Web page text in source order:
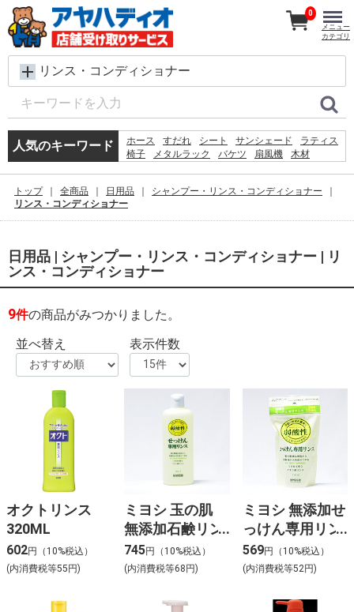
リンス・コンディショナー
人気のキーワード ホース すだれ シート サンシェード
ラティス
椅子
メタルラック バケツ 扇風機
木材
物置
空調服
0
メニュー
カテゴリ
トップ 全商品 日用品
シャンプー・リンス・コンディショナー
リンス・コンディショナー
日用品 | シャンプー・リンス・コンディショナー | リ
ンス・コンディショナー
9件の商品がみつかりました。
並べ替え
表示件数
オクトリンス
320ML
602円（10%税込）
(内消費税等55円)
ミヨシ 玉の肌
無添加石鹸リン
ス 350ML
745円（10%税込）
(内消費税等68円)
ミヨシ 無添加せ
っけん専用リン
ス 詰替 300ML
569円（10%税込）
(内消費税等52円)